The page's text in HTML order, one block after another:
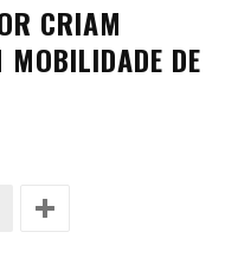
CRIAM
MOBILIDADE DE